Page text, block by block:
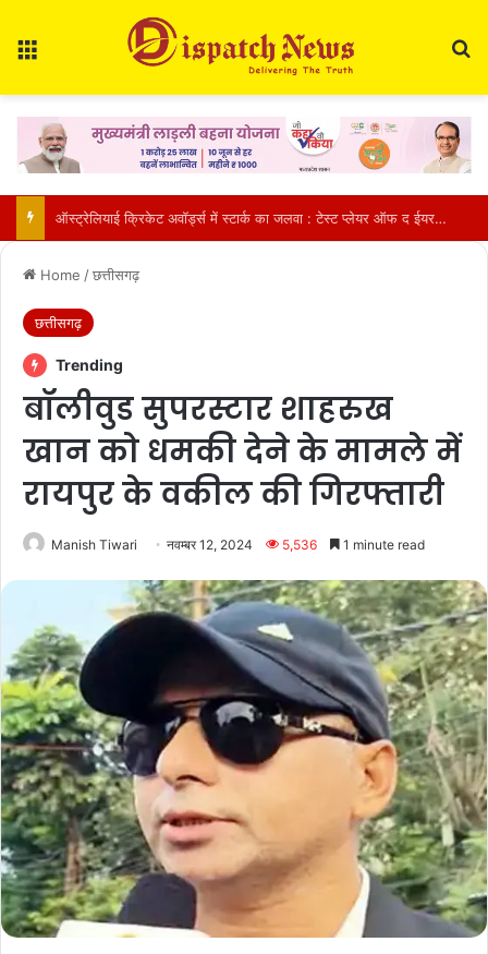
धमतरी में शव दफनाने पर बवाल: ग्रामीणों ने श्मशान घाट का रास्ता किया बंद, हिंदू रीति-रिवाज से अंतिम संस्कार पर बनी सहमति
Home /छत्तीसगढ़
छत्तीसगढ़
Trending
बॉलीवुड सुपरस्टार शाहरुख
खान को धमकी देने के मामले में
रायपुर के वकील की गिरफ्तारी
Manish Tiwari नवम्बर 12, 2024 5,536 1 minute read